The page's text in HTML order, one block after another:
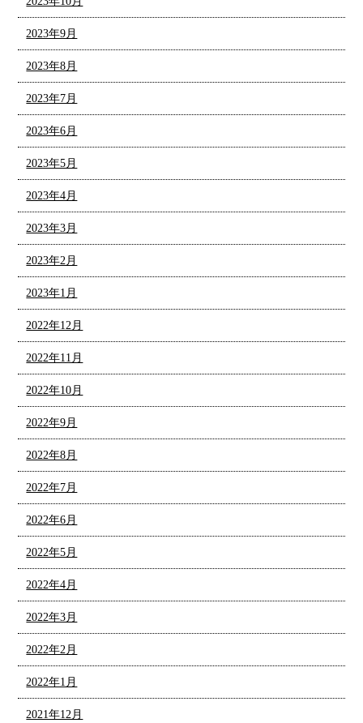
2023年9月
2023年8月
2023年7月
2023年6月
2023年5月
2023年4月
2023年3月
2023年2月
2023年1月
2022年12月
2022年11月
2022年10月
2022年9月
2022年8月
2022年7月
2022年6月
2022年5月
2022年4月
2022年3月
2022年2月
2022年1月
2021年12月